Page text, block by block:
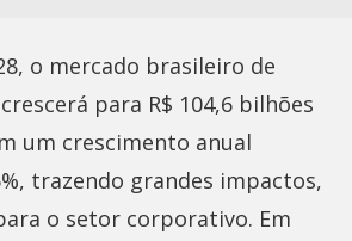
o mercado brasileiro de
para R$ 104,6 bilhões
um crescimento anual
trazendo grandes impactos,
o setor corporativo. Em